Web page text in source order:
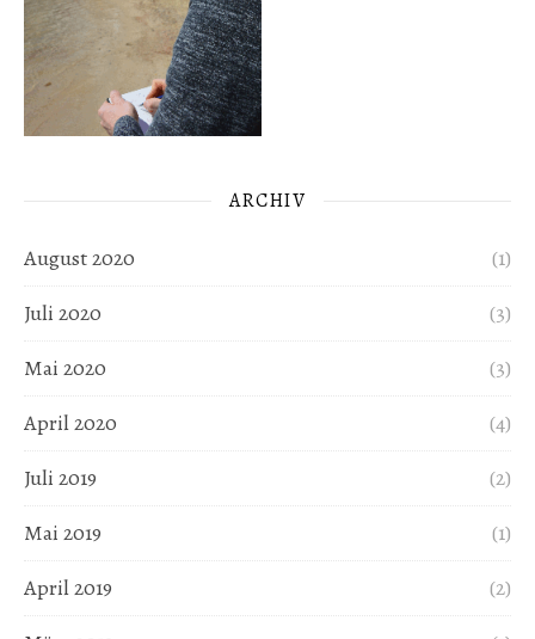
ARCHIV
August 2020
(1)
Juli 2020
(3)
Mai 2020
(3)
April 2020
(4)
Juli 2019
(2)
Mai 2019
(1)
April 2019
(2)